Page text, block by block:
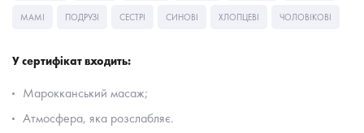
МАМІ ПОДРУЗІ СЕСТРІ СИНОВІ ХЛОПЦЕВІ ЧОЛОВІКОВІ
У сертифікат входить:
Марокканський масаж;
Атмосфера, яка розслабляє.